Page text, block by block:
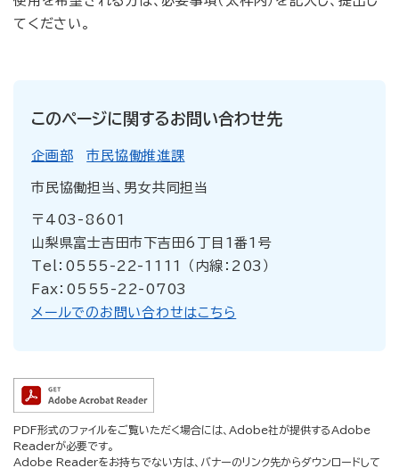
てください。
このページに関するお問い合わせ先
企画部 市民協働推進課
市民協働担当、男女共同担当
〒403-8601
山梨県富士吉田市下吉田6丁目1番1号
Tel：0555-22-1111 （内線：203）
Fax：0555-22-0703
メールでのお問い合わせはこちら
PDF形式のファイルをご覧いただく場合には、Adobe社が提供するAdobe
Readerが必要です。
Adobe Readerをお持ちでない方は、バナーのリンク先からダウンロードして